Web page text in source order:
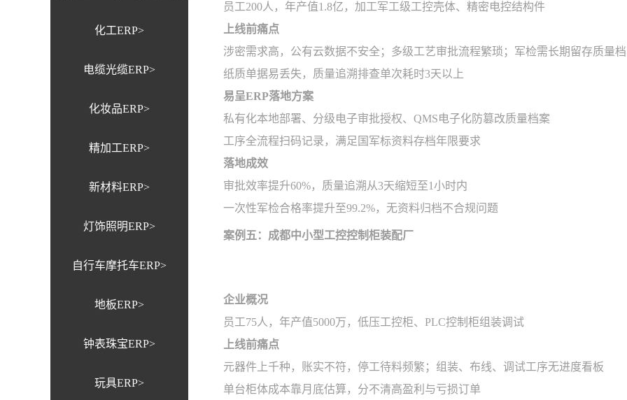
例>
化工ERP>
电缆光缆ERP>
化妆品ERP>
精加工ERP>
新材料ERP>
灯饰照明ERP>
自行车摩托车ERP>
地板ERP>
钟表珠宝ERP>
玩具ERP>
员工200人，年产值1.8亿，加工军工级工控壳体、精密电控结构件
上线前痛点
涉密需求高，公有云数据不安全；多级工艺审批流程繁琐；军检需长期留存质量
纸质单据易丢失，质量追溯排查单次耗时3天以上
易呈ERP落地方案
私有化本地部署、分级电子审批授权、QMS电子化防篡改质量档案
工序全流程扫码记录，满足国军标资料存档年限要求
落地成效
审批效率提升60%，质量追溯从3天缩短至1小时内
一次性军检合格率提升至99.2%，无资料归档不合规问题
案例五：成都中小型工控控制柜装配厂
企业概况
员工75人，年产值5000万，低压工控柜、PLC控制柜组装调试
上线前痛点
元器件上千种，账实不符，停工待料频繁；组装、布线、调试工序无进度看板
单台柜体成本靠月底估算，分不清高盈利与亏损订单